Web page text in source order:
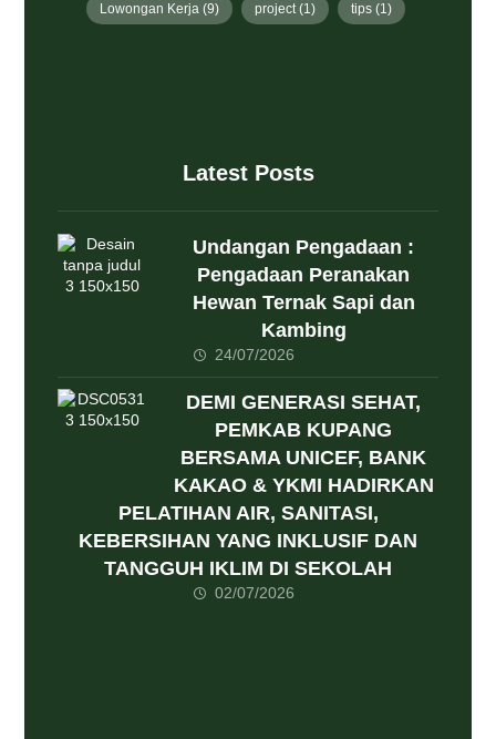
Lowongan Kerja (9) project(1) tips (1)
Latest Posts
Undangan Pengadaan :
Pengadaan Peranakan
Hewan Ternak Sapi dan
Kambing
24/07/2026
DEMI GENERASI SEHAT,
PEMKAB KUPANG
BERSAMA UNICEF, BANK
KAKAO & YKMI HADIRKAN
PELATIHAN AIR, SANITASI,
KEBERSIHAN YANG INKLUSIF DAN
TANGGUH IKLIM DI SEKOLAH
02/07/2026